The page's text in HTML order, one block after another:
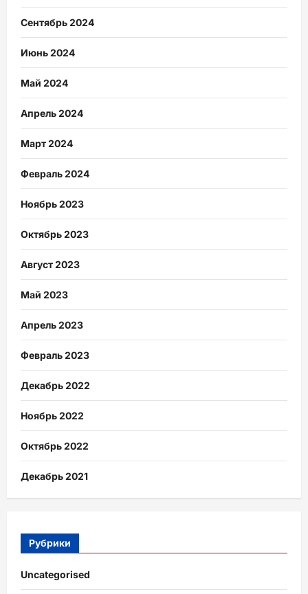
Сентябрь 2024
Июнь 2024
Май 2024
Апрель 2024
Март 2024
Февраль 2024
Ноябрь 2023
Октябрь 2023
Август 2023
Май 2023
Апрель 2023
Февраль 2023
Декабрь 2022
Ноябрь 2022
Октябрь 2022
Декабрь 2021
Рубрики
Uncategorised